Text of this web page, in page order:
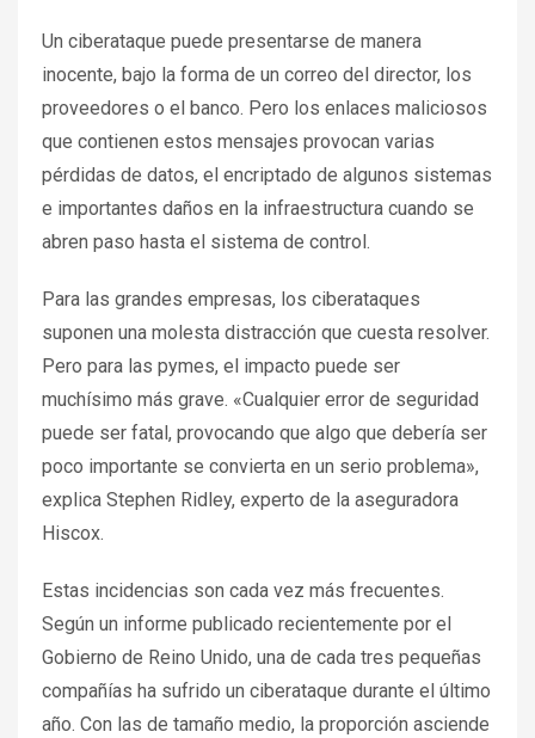
Un ciberataque puede presentarse de manera
inocente, bajo la forma de un correo del director, los
proveedores o el banco. Pero los enlaces maliciosos
que contienen estos mensajes provocan varias
pérdidas de datos, el encriptado de algunos sistemas
e importantes daños en la infraestructura cuando se
abren paso hasta el sistema de control.
Para las grandes empresas, los ciberataques
suponen una molesta distracción que cuesta resolver.
Pero para las pymes, el impacto puede ser
muchísimo más grave. «Cualquier error de seguridad
puede ser fatal, provocando que algo que debería ser
poco importante se convierta en un serio problema»,
explica Stephen Ridley, experto de la aseguradora
Hiscox.
Estas incidencias son cada vez más frecuentes.
Según un informe publicado recientemente por el
Gobierno de Reino Unido, una de cada tres pequeñas
compañías ha sufrido un ciberataque durante el último
año. Con las de tamaño medio, la proporción asciende